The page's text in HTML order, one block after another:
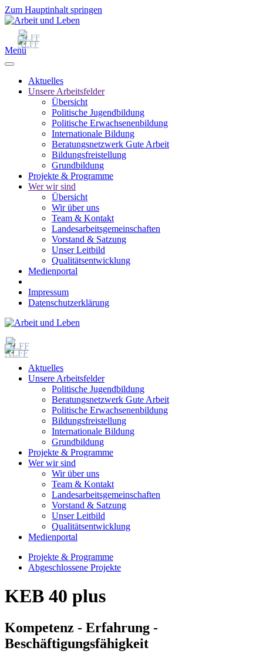
Zum Hauptinhalt springen
Menü
Aktuelles
Unsere Arbeitsfelder
Übersicht
Politische Jugendbildung
Politische Erwachsenenbildung
Internationale Bildung
Beratungsnetzwerk Gute Arbeit
Bildungsfreistellung
Grundbildung
Projekte & Programme
Wer wir sind
Übersicht
Wir über uns
Team & Kontakt
Landesarbeitsgemeinschaften
Vorstand & Satzung
Unser Leitbild
Qualitätsentwicklung
Medienportal
Impressum
Datenschutzerklärung
Aktuelles
Unsere Arbeitsfelder
Politische Jugendbildung
Beratungsnetzwerk Gute Arbeit
Politische Erwachsenenbildung
Bildungsfreistellung
Internationale Bildung
Grundbildung
Projekte & Programme
Wer wir sind
Wir über uns
Team & Kontakt
Landesarbeitsgemeinschaften
Vorstand & Satzung
Unser Leitbild
Qualitätsentwicklung
Medienportal
Projekte & Programme
Abgeschlossene Projekte
KEB 40 plus
Kompetenz - Erfahrung -
Beschäftigungsfähigkeit